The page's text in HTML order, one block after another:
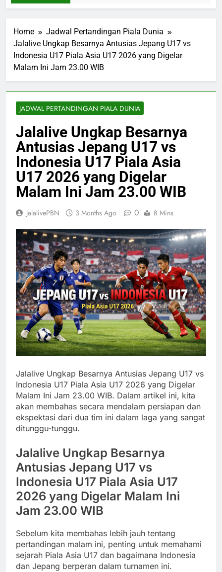
Home
Jadwal Pertandingan Piala Dunia
Jalalive Ungkap Besarnya Antusias Jepang U17 vs
Indonesia U17 Piala Asia U17 2026 yang Digelar
Malam Ini Jam 23.00 WIB
JADWAL PERTANDINGAN PIALA DUNIA
Jalalive Ungkap Besarnya
Antusias Jepang U17 vs
Indonesia U17 Piala Asia
U17 2026 yang Digelar
Malam Ini Jam 23.00 WIB
JalalivePBN 3 Months Ago 0 8 Mins
Jalalive Ungkap Besarnya Antusias Jepang U17 vs
Indonesia U17 Piala Asia U17 2026 yang Digelar
Malam Ini Jam 23.00 WIB. Dalam artikel ini, kita
akan membahas secara mendalam persiapan dan
ekspektasi dari dua tim ini dalam laga yang sangat
ditunggu-tunggu.
Jalalive Ungkap Besarnya
Antusias Jepang U17 vs
Indonesia U17 Piala Asia U17
2026 yang Digelar Malam Ini
Jam 23.00 WIB
Sebelum kita membahas lebih jauh tentang
pertandingan malam ini, penting untuk memahami
sejarah Piala Asia U17 dan bagaimana Indonesia
dan Jepang berperan dalam turnamen ini.